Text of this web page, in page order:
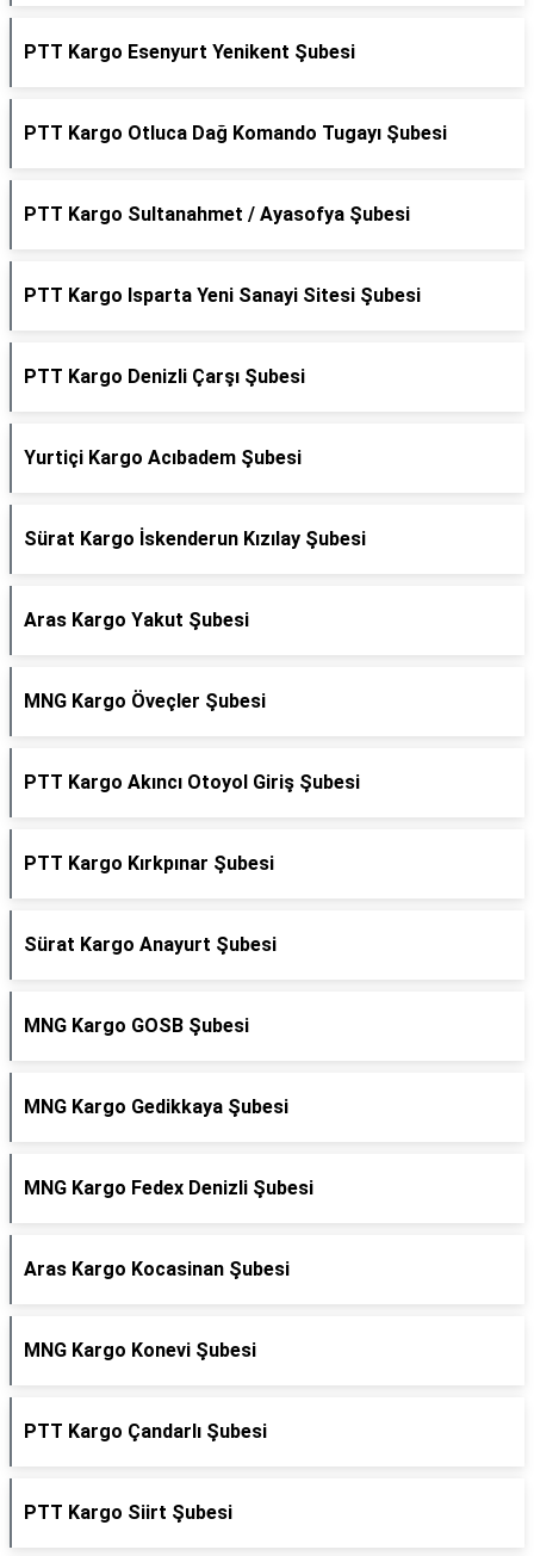
PTT Kargo Esenyurt Yenikent Şubesi
PTT Kargo Otluca Dağ Komando Tugayı Şubesi
PTT Kargo Sultanahmet / Ayasofya Şubesi
PTT Kargo Isparta Yeni Sanayi Sitesi Şubesi
PTT Kargo Denizli Çarşı Şubesi
Yurtiçi Kargo Acıbadem Şubesi
Sürat Kargo İskenderun Kızılay Şubesi
Aras Kargo Yakut Şubesi
MNG Kargo Öveçler Şubesi
PTT Kargo Akıncı Otoyol Giriş Şubesi
PTT Kargo Kırkpınar Şubesi
Sürat Kargo Anayurt Şubesi
MNG Kargo GOSB Şubesi
MNG Kargo Gedikkaya Şubesi
MNG Kargo Fedex Denizli Şubesi
Aras Kargo Kocasinan Şubesi
MNG Kargo Konevi Şubesi
PTT Kargo Çandarlı Şubesi
PTT Kargo Siirt Şubesi